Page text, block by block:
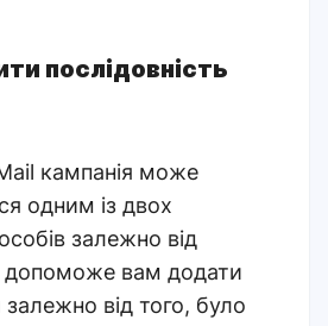
послідовність
кампанія може
одним із двох
залежно від
допоможе вам додати
залежно від того, було